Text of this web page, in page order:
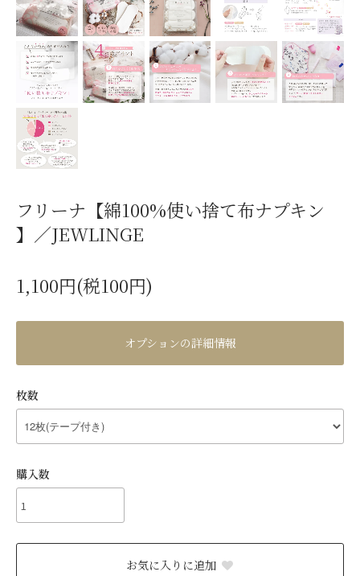
フリーナ【綿100%使い捨て布ナプキン
】／JEWLINGE
1,100円(税100円)
オプションの詳細情報
枚数
購入数
お気に入りに追加